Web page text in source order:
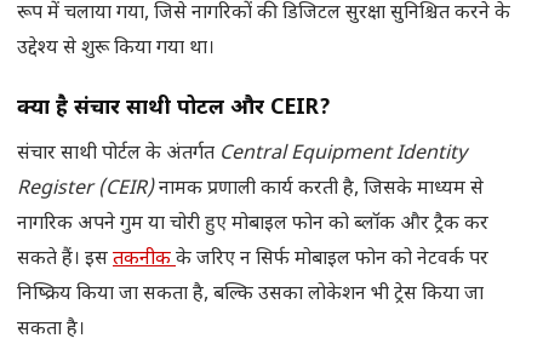
रूप में चलाया गया, जिसे नागरिकों की डिजिटल सुरक्षा सुनिश्चित करने के
उद्देश्य से शुरू किया गया था।
क्या है संचार साथी पोर्टल और CEIR?
संचार साथी पोर्टल के अंतर्गत Central Equipment Identity
Register (CEIR)नामक प्रणाली कार्य करती है, जिसके माध्यम से
नागरिक अपने गुम या चोरी हुए मोबाइल फोन को ब्लॉक और ट्रैक कर
सकते हैं। इसतकनीकके जरिए न सिर्फ मोबाइल फोन को नेटवर्क पर
निष्क्रिय किया जा सकता है, बल्कि उसका लोकेशन भी ट्रेस किया जा
सकता है।